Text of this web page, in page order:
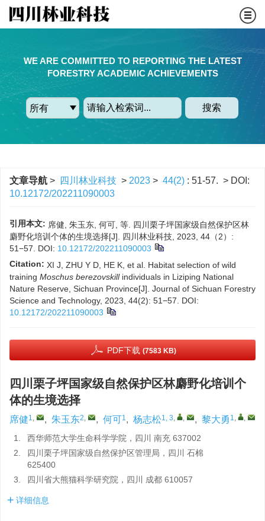
WE ARE COMMITTED TO REPORTING THE LATEST
FORESTRY ACADEMIC ACHIEVEMENTS
搜索
文章导航 > 四川林业科技 > 2023 > 44(2) : 51-57. > DOI:
10.12172/202211090003
引用本文: 席健, 朱玉东, 何可, 等. 四川栗子坪国家级自然保护区林
麝野化培训个体的生境选择[J]. 四川林业科技, 2023, 44（2）:
51−57.
DOI: 10.12172/202211090003
Citation: XI J, ZHU Y D, HE K, et al. Habitat selection of wild
training Moschus berezovskillindividuals in Liziping National
Nature Reserve, Sichuan Province[J]. Journal of Sichuan Forestry
Science and Technology, 2023, 44(2): 51−57.
DOI:
10.12172/202211090003
PDF下载 (7583 KB)
四川栗子坪国家级自然保护区林麝野化培训个
体的生境选择
席健1, , 朱玉东2, , 何可1, 杨志松1, 3, , , 黎大勇 1, ,
1.
西华师范大学生命科学学院，四川 南充 637002
2.
四川栗子坪国家级自然保护区管理局，四川 石棉
625400
3.
四川省大熊猫科学研究院，四川 成都 610057
详细信息